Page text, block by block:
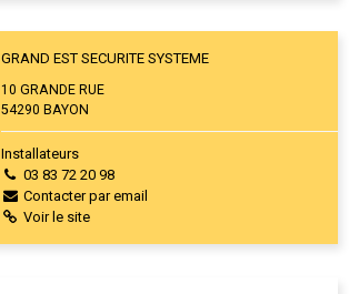
GRAND EST SECURITE SYSTEME
10 GRANDE RUE
54290 BAYON
Installateurs
03 83 72 20 98
Contacter par email
Voir le site